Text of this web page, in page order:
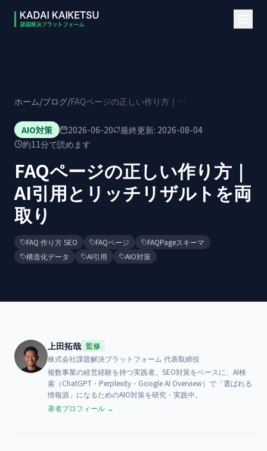
ホーム/ブログ/ FAQページの正しい作り方｜AI引用とリッチリザルトを両取り
AIO対策 2026-06-20 最終更新: 2026-08-04
約11分で読めます
FAQページの正しい作り方｜
AI引用とリッチリザルトを両
取り
FAQ 作り方 SEO FAQページ
FAQPageスキーマ
構造化データ
AI引用 AIO対策
上田拓哉 監修
株式会社課題解決プラットフォーム 代表取締役
複数事業の経営経験を持つ実践者。SEO対策をベースに、AI検
索（ChatGPT・Perplexity・Google AI Overview）で「選ばれる
情報源」になるためのAIO対策を研究・実践中。
著者プロフィール →